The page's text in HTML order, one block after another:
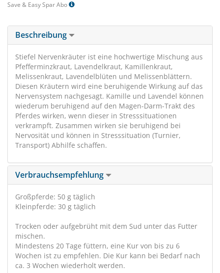
Save & Easy Spar Abo
Beschreibung
Stiefel Nervenkräuter ist eine hochwertige Mischung aus
Pfefferminzkraut, Lavendelkraut, Kamillenkraut,
Melissenkraut, Lavendelblüten und Melissenblättern.
Diesen Kräutern wird eine beruhigende Wirkung auf das
Nervensystem nachgesagt. Kamille und Lavendel können
wiederum beruhigend auf den Magen-Darm-Trakt des
Pferdes wirken, wenn dieser in Stresssituationen
verkrampft. Zusammen wirken sie beruhigend bei
Nervosität und können in Stresssituation (Turnier,
Transport) Abhilfe schaffen.
Verbrauchsempfehlung
Großpferde: 50 g täglich
Kleinpferde: 30 g täglich
Trocken oder aufgebrüht mit dem Sud unter das Futter
mischen.
Mindestens 20 Tage füttern, eine Kur von bis zu 6
Wochen ist zu empfehlen. Die Kur kann bei Bedarf nach
ca. 3 Wochen wiederholt werden.